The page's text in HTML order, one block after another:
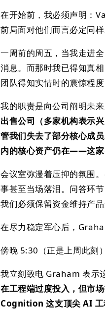
在开始前，我必须声明：
前局面对他们而言必定同
一周前的周五，当我走进
消息。而那时我已得知真
团队得知实情时的震惊程度
我的职责是向公司阐明未来
出售公司（多家机构表示
管我们失去了部分核心成
内的核心资产仍在——这家
会议室弥漫着压抑的氛围
事甚至当场落泪。问答环
我们必须保留资金维持产品
在尽力稳定军心后，
傍晚 5:30（正是上周此刻
我立刻致电 Graham 表示
在工程端过度投入，但市
Cognition 这支顶尖 AI 工